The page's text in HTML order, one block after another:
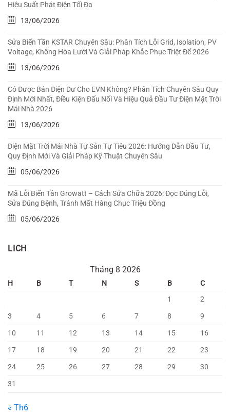
Hiệu Suất Phát Điện Tối Đa
13/06/2026
Sửa Biến Tần KSTAR Chuyên Sâu: Phân Tích Lỗi Grid, Isolation, PV
Voltage, Không Hòa Lưới Và Giải Pháp Khắc Phục Triệt Để 2026
13/06/2026
Có Được Bán Điện Dư Cho EVN Không? Phân Tích Chuyên Sâu Quy
Định Mới Nhất, Điều Kiện Đấu Nối Và Hiệu Quả Đầu Tư Điện Mặt Trời
Mái Nhà 2026
13/06/2026
Điện Mặt Trời Mái Nhà Tự Sản Tự Tiêu 2026: Hướng Dẫn Đầu Tư,
Quy Định Mới Và Giải Pháp Kỹ Thuật Chuyên Sâu
05/06/2026
Mã Lỗi Biến Tần Growatt – Cách Sửa Chữa 2026: Đọc Đúng Lỗi,
Sửa Đúng Bệnh, Tránh Mất Hàng Chục Triệu Đồng
05/06/2026
LICH
Tháng 8 2026
H B T N S B
C
1
2
3
4 5 6 7 8
9
10
11 12 13 14 15
16
17
18 19 20 21 22
23
24
25 26 27 28 29
30
31
« Th6